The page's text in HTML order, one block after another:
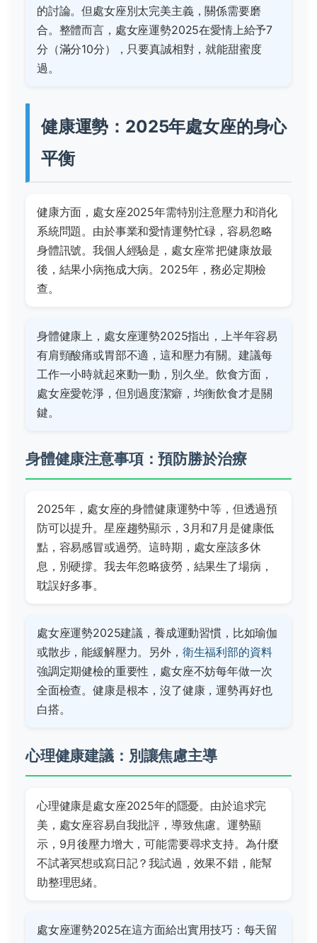
的討論。但處女座別太完美主義，關係需要磨
合。整體而言，處女座運勢2025在愛情上給予7
分（滿分10分），只要真誠相對，就能甜蜜度
過。
健康運勢：2025年處女座的身心
平衡
健康方面，處女座2025年需特別注意壓力和消化
系統問題。由於事業和愛情運勢忙碌，容易忽略
身體訊號。我個人經驗是，處女座常把健康放最
後，結果小病拖成大病。2025年，務必定期檢
查。
身體健康上，處女座運勢2025指出，上半年容易
有肩頸酸痛或胃部不適，這和壓力有關。建議每
工作一小時就起來動一動，別久坐。飲食方面，
處女座愛乾淨，但別過度潔癖，均衡飲食才是關
鍵。
身體健康注意事項：預防勝於治療
2025年，處女座的身體健康運勢中等，但透過預
防可以提升。星座趨勢顯示，3月和7月是健康低
點，容易感冒或過勞。這時期，處女座該多休
息，別硬撐。我去年忽略疲勞，結果生了場病，
耽誤好多事。
處女座運勢2025建議，養成運動習慣，比如瑜伽
或散步，能緩解壓力。另外， 衛生福利部的資料
強調定期健檢的重要性，處女座不妨每年做一次
全面檢查。健康是根本，沒了健康，運勢再好也
白搭。
心理健康建議：別讓焦慮主導
心理健康是處女座2025年的隱憂。由於追求完
美，處女座容易自我批評，導致焦慮。運勢顯
示，9月後壓力增大，可能需要尋求支持。為什麼
不試著冥想或寫日記？我試過，效果不錯，能幫
助整理思緒。
處女座運勢2025在這方面給出實用技巧：每天留